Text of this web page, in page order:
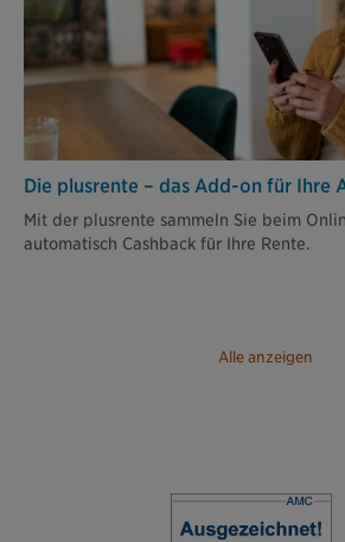
Alle anzeigen
Die plusrente – das Add-on für Ihre
Mit der plusrente sammeln Sie beim
automatisch Cashback für Ihre Rente.